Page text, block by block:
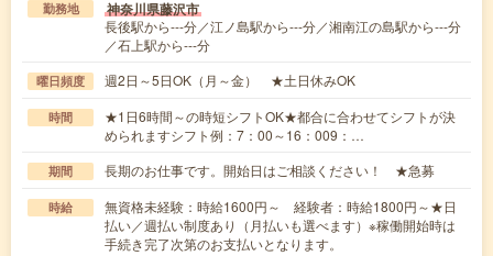
勤務地 神奈川県藤沢市
長後駅から---分／江ノ島駅から---分／湘南江の島駅から---分
／石上駅から---分
曜日頻度 週2日～5日OK（月～金） ★土日休みOK
時間
★1日6時間～の時短シフトOK★都合に合わせてシフトが決
められますシフト例：7：00～16：009：…
期間 長期のお仕事です。開始日はご相談ください！ ★急募
時給
無資格未経験：時給1600円～ 経験者：時給1800円～★日
払い／週払い制度あり（月払いも選べます）※稼働開始時は
手続き完了次第のお支払いとなります。